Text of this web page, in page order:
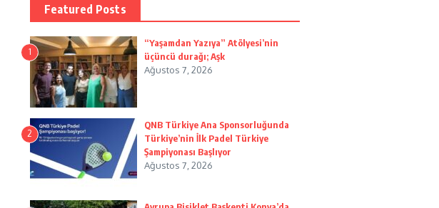
Featured Posts
1
“Yaşamdan Yazıya” Atölyesi’nin
üçüncü durağı; Aşk
Ağustos 7, 2026
2
QNB Türkiye Ana Sponsorluğunda
Türkiye’nin İlk Padel Türkiye
Şampiyonası Başlıyor
Ağustos 7, 2026